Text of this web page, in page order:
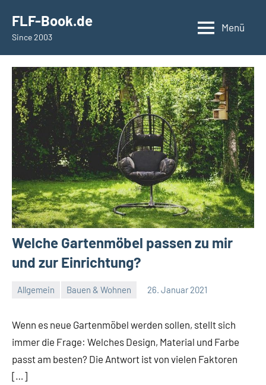
springen
Inhalt
springen
FLF-Book.de
Since 2003
Menü
Welche Gartenmöbel passen zu mir
und zur Einrichtung?
Allgemein Bauen & Wohnen 26. Januar 2021
Redaktion
Keine
Wenn es neue Gartenmöbel werden sollen, stellt sich
immer die Frage: Welches Design, Material und Farbe
passt am besten? Die Antwort ist von vielen Faktoren
[…]